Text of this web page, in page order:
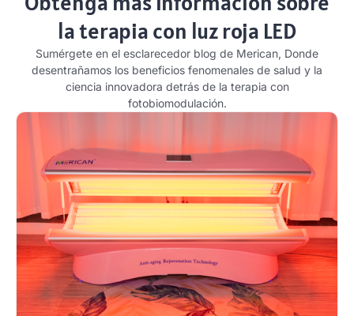
la terapia con luz roja LED
Sumérgete en el esclarecedor blog de Merican, Donde
desentrañamos los beneficios fenomenales de salud y la
ciencia innovadora detrás de la terapia con
fotobiomodulación.